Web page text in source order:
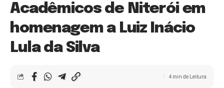
Acadêmicos de Niterói em
homenagem a Luiz Inácio
Lula da Silva
4 min de Leitura